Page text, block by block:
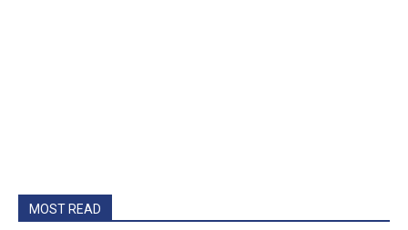
MOST READ